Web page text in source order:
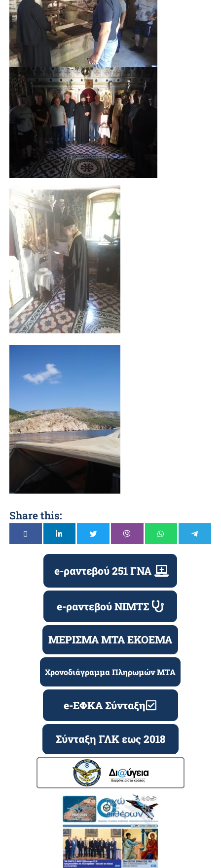
Share this:
e-ραντεβού 251 ΓΝΑ
e-ραντεβού ΝΙΜΤΣ
ΜΕΡΙΣΜΑ ΜΤΑ ΕΚΟΕΜΑ
Χρονοδιάγραμμα Πληρωμών ΜΤΑ
e-ΕΦΚΑ Σύνταξη
Σύνταξη ΓΛΚ εως 2018